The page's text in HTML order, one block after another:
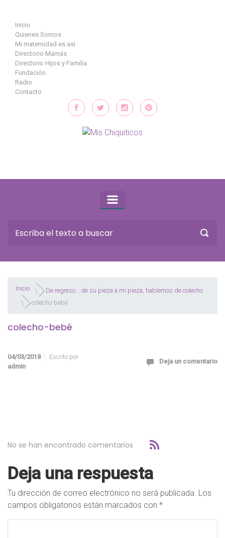
Inicio
Quienes Somos
Mi maternidad es así
Directorio Mamás
Directorio Hijos y Familia
Fundación
Radio
Contacto
Inicio
De regreso… de su pieza a mi pieza, hablemos de colecho
colecho-bebé
colecho-bebé
04/03/2018
Escrito por
admin
Deja un comentario
No se han encontrado comentarios
Deja una respuesta
Tu dirección de correo electrónico no será publicada. Los
campos obligatorios están marcados con *